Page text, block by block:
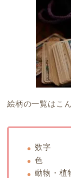
絵柄の一覧はこ
数字
色
動物・植